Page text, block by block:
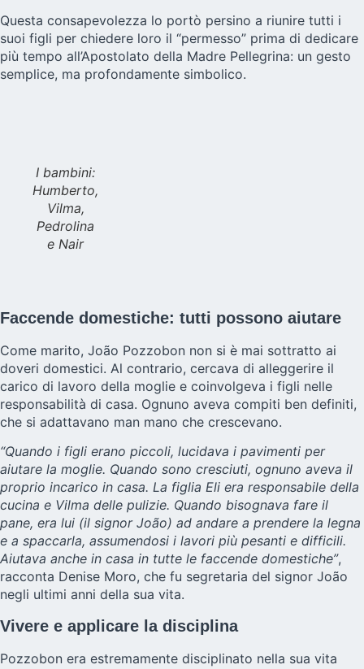
Questa consapevolezza lo portò persino a riunire tutti i
suoi figli per chiedere loro il “permesso” prima di dedicare
più tempo all’Apostolato della Madre Pellegrina: un gesto
semplice, ma profondamente simbolico.
I bambini:
Humberto,
Vilma,
Pedrolina
e Nair
Faccende domestiche: tutti possono aiutare
Come marito, João Pozzobon non si è mai sottratto ai
doveri domestici. Al contrario, cercava di alleggerire il
carico di lavoro della moglie e coinvolgeva i figli nelle
responsabilità di casa. Ognuno aveva compiti ben definiti,
che si adattavano man mano che crescevano.
“Quando i figli erano piccoli, lucidava i pavimenti per
aiutare la moglie. Quando sono cresciuti, ognuno aveva il
proprio incarico in casa. La figlia Eli era responsabile della
cucina e Vilma delle pulizie. Quando bisognava fare il
pane, era lui (il signor João) ad andare a prendere la legna
e a spaccarla, assumendosi i lavori più pesanti e difficili.
Aiutava anche in casa in tutte le faccende domestiche”,
racconta Denise Moro, che fu segretaria del signor João
negli ultimi anni della sua vita.
Vivere e applicare la disciplina
Pozzobon era estremamente disciplinato nella sua vita